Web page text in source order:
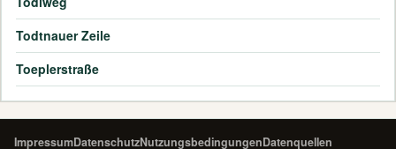
Todtnauer Zeile
Toeplerstraße
ImpressumDatenschutzNutzungsbedingungenDatenquellen